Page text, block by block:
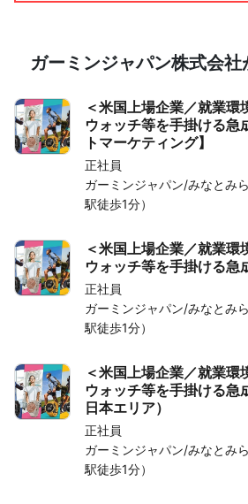
ガーミンジャパン株式会
＜米国上場企業／就業環
ウォッチ等を手掛ける急
トマーケティング】
正社員
ガーミンジャパン/みなとみ
駅徒歩1分）
＜米国上場企業／就業環
ウォッチ等を手掛ける急
正社員
ガーミンジャパン/みなとみ
駅徒歩1分）
＜米国上場企業／就業環
ウォッチ等を手掛ける急
日本エリア）
正社員
ガーミンジャパン/みなとみ
駅徒歩1分）